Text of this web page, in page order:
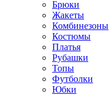
Брюки
Жакеты
Комбинезоны
Костюмы
Платья
Рубашки
Топы
Футболки
Юбки